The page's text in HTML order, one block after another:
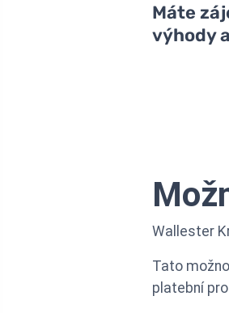
Máte
výhody
Wallester
Tato
platební